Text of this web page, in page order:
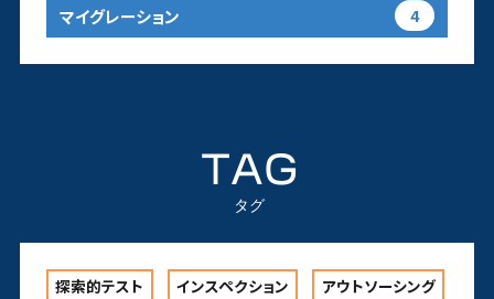
マイグレーション 4
TAG
タグ
探索的テスト インスペクション アウトソーシング